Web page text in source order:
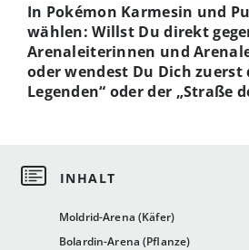
Moldrid-Arena (Käfer)
Bolardin-Arena (Pflanze)
In Pokémon Karmesin und
wählen: Willst Du direkt
Arenaleiterinnen und
oder wendest Du Dich zuerst
Legenden“ oder der „Straße